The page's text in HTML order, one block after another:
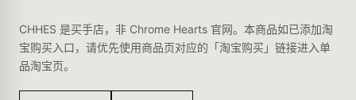
CHHES 是买手店，非 Chrome Hearts 官网。本商品如已添加淘
宝购买入口，请优先使用商品页对应的「淘宝购买」链接进入单
品淘宝页。